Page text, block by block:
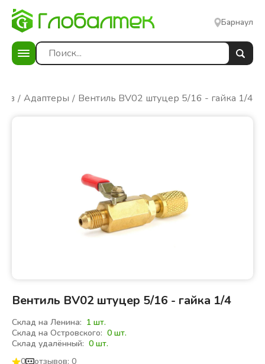
Барнаул
Адаптеры Вентиль BV02 штуцер 5/16 - гайка 1/4
Вентиль BV02 штуцер 5/16 - гайка 1/4
Склад на Ленина: 1 шт.
Склад на Островского: 0 шт.
Склад удалённый: 0 шт.
0
отзывов: 0